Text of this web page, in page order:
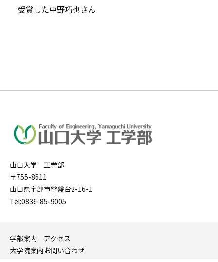
受賞した中野巧也さん
山口大学 工学部
〒755-8611
山口県宇部市常盤台2-16-1
Tel:0836-85-9005
学部案内
大学院案内
アクセス
お問い合わせ